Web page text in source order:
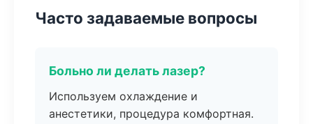
Часто задаваемые вопросы
Больно ли делать лазер?
Используем охлаждение и
анестетики, процедура комфортная.